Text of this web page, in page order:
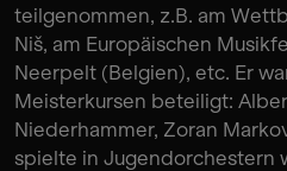
teilgenommen, z.B. am
Niš, am Europäischen
Neerpelt (Belgien), etc. Er
Meisterkursen beteiligt:
Niederhammer, Zoran
spielte in Jugendorchestern